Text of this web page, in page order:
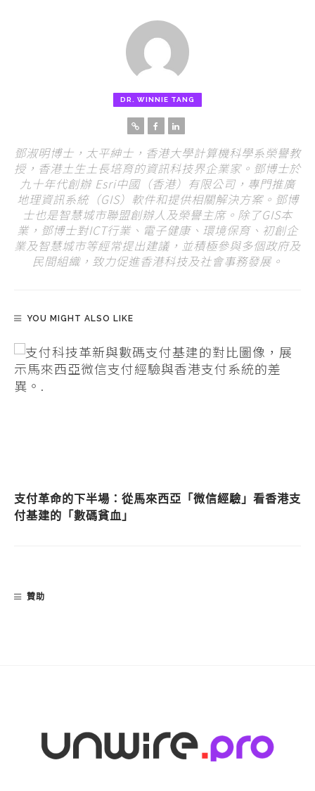
DR. WINNIE TANG
鄧淑明博士，太平紳士，香港大學計算機科學系榮譽教
授，香港土生土長培育的資訊科技界企業家。鄧博士於
九十年代創辦 Esri中國（香港）有限公司，專門推廣
地理資訊系統（GIS）軟件和提供相關解決方案。鄧博
士也是智慧城市聯盟創辦人及榮譽主席。除了GIS本
業，鄧博士對ICT行業、電子健康、環境保育、初創企
業及智慧城市等經常提出建議，並積極參與多個政府及
民間組織，致力促進香港科技及社會事務發展。
YOU MIGHT ALSO LIKE
支付革命的下半場：從馬來西亞「微信經驗」看香港支
付基建的「數碼貧血」
贊助